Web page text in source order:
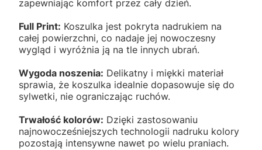
zapewniając komfort przez cały dzień.
Full Print: Koszulka jest pokryta nadrukiem na
całej powierzchni, co nadaje jej nowoczesny
wygląd i wyróżnia ją na tle innych ubrań.
Wygoda noszenia: Delikatny i miękki materiał
sprawia, że koszulka idealnie dopasowuje się do
sylwetki, nie ograniczając ruchów.
Trwałość kolorów: Dzięki zastosowaniu
najnowocześniejszych technologii nadruku kolory
pozostają intensywne nawet po wielu praniach.